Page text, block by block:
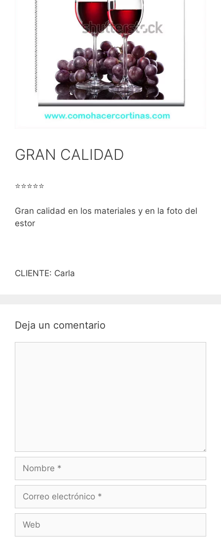
GRAN CALIDAD
⭐⭐⭐⭐⭐
Gran calidad en los materiales y en la foto del
estor
CLIENTE: Carla
Deja un comentario
Nombre
Correo
Web